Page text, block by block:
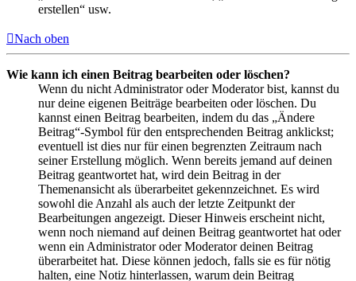
erstellen“ usw.
Nach oben
Wie kann ich einen Beitrag bearbeiten oder löschen?
Wenn du nicht Administrator oder Moderator bist, kannst du
nur deine eigenen Beiträge bearbeiten oder löschen. Du
kannst einen Beitrag bearbeiten, indem du das „Ändere
Beitrag“-Symbol für den entsprechenden Beitrag anklickst;
eventuell ist dies nur für einen begrenzten Zeitraum nach
seiner Erstellung möglich. Wenn bereits jemand auf deinen
Beitrag geantwortet hat, wird dein Beitrag in der
Themenansicht als überarbeitet gekennzeichnet. Es wird
sowohl die Anzahl als auch der letzte Zeitpunkt der
Bearbeitungen angezeigt. Dieser Hinweis erscheint nicht,
wenn noch niemand auf deinen Beitrag geantwortet hat oder
wenn ein Administrator oder Moderator deinen Beitrag
überarbeitet hat. Diese können jedoch, falls sie es für nötig
halten, eine Notiz hinterlassen, warum dein Beitrag